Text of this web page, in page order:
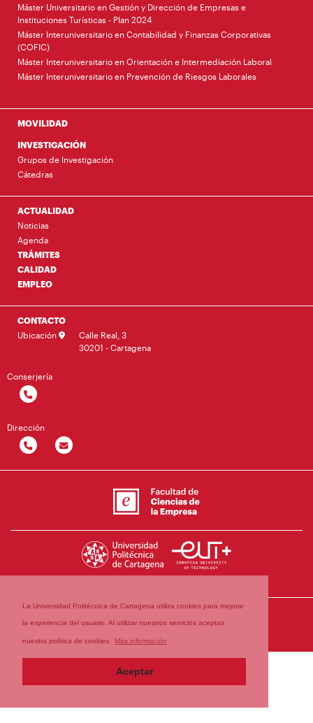
La Universidad Politécnica de Cartagena utiliza cookies para mejorar
la experiencia del usuario. Al utilizar nuestros servicios aceptas
nuestra política de cookies. Más información
Aceptar
Máster Universitario en Gestión y Dirección de Empresas e
Instituciones Turísticas - Plan 2024
Máster Interuniversitario en Contabilidad y Finanzas Corporativas
(COFIC)
Máster Interuniversitario en Orientación e Intermediación Laboral
Máster Interuniversitario en Prevención de Riesgos Laborales
MOVILIDAD
INVESTIGACIÓN
Grupos de Investigación
Cátedras
ACTUALIDAD
Noticias
Agenda
TRÁMITES
CALIDAD
EMPLEO
CONTACTO
Ubicación
Calle Real, 3
30201 - Cartagena
Conserjería
Dirección